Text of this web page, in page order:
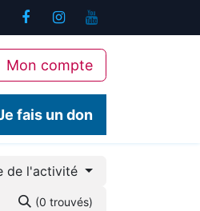
Mon compte
fais un don
de l'activité
(0 trouvés)